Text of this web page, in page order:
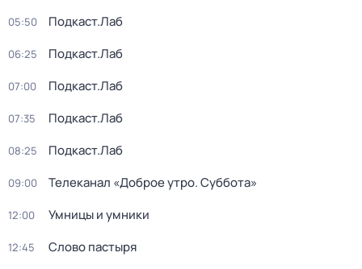
05:50 Подкаст.Лаб
06:25 Подкаст.Лаб
07:00 Подкаст.Лаб
07:35 Подкаст.Лаб
08:25 Подкаст.Лаб
09:00 Телеканал «Доброе утро. Суббота»
12:00 Умницы и умники
12:45 Слово пастыря